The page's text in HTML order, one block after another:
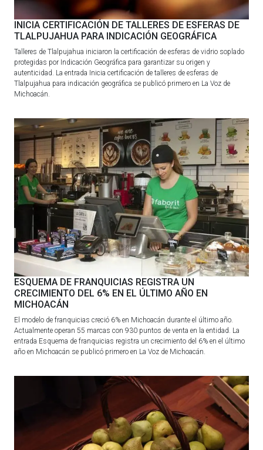
INICIA CERTIFICACIÓN DE TALLERES DE ESFERAS DE
TLALPUJAHUA PARA INDICACIÓN GEOGRÁFICA
Talleres de Tlalpujahua iniciaron la certificación de esferas de vidrio soplado
protegidas por Indicación Geográfica para garantizar su origen y
autenticidad. La entrada Inicia certificación de talleres de esferas de
Tlalpujahua para indicación geográfica se publicó primero en La Voz de
Michoacán.
ESQUEMA DE FRANQUICIAS REGISTRA UN
CRECIMIENTO DEL 6% EN EL ÚLTIMO AÑO EN
MICHOACÁN
El modelo de franquicias creció 6% en Michoacán durante el último año.
Actualmente operan 55 marcas con 930 puntos de venta en la entidad. La
entrada Esquema de franquicias registra un crecimiento del 6% en el último
año en Michoacán se publicó primero en La Voz de Michoacán.